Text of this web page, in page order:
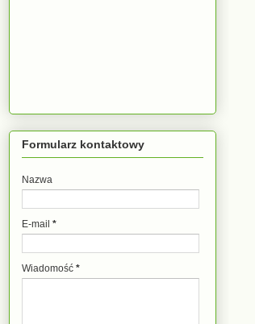
Formularz kontaktowy
Nazwa
E-mail *
Wiadomość *